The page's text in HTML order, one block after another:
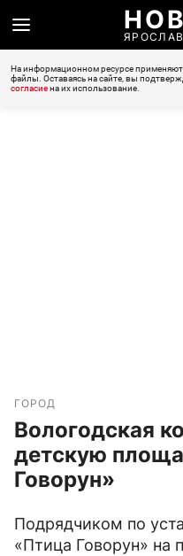
На информационном ресурсе
файлы. Оставаясь на сайте, вы
согласиена их использование.
ГОРОД
Вологодская
детскую
Говорун»
Подрядчиком по
«Птица Говорун»